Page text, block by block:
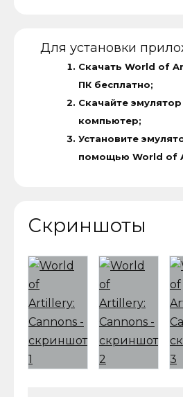
Для установки
Скачать World of
ПК бесплатно;
Скачайте эмулятор
компьютер;
Установите
помощью World of
Скриншоты